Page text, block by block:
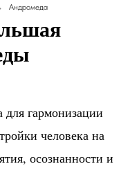
Андромеда
для гармонизации
человека на
осознанности и